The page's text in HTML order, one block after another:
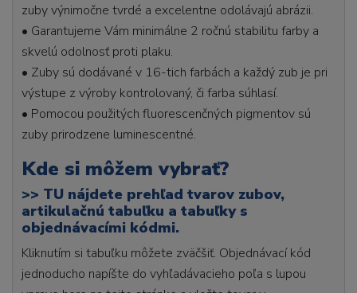
zuby výnimočne tvrdé a excelentne odolávajú abrázii.
• Garantujeme Vám minimálne 2 ročnú stabilitu farby a
skvelú odolnosť proti plaku.
• Zuby sú dodávané v 16-tich farbách a každý zub je pri
výstupe z výroby kontrolovaný, či farba súhlasí.
• Pomocou použitých fluorescenčných pigmentov sú
zuby prirodzene luminescentné.
Kde si môžem vybrať?
>> TU nájdete prehľad tvarov zubov,
artikulačnú tabuľku a tabuľky s
objednávacími kódmi.
Kliknutím si tabuľku môžete zväčšiť. Objednávací kód
jednoducho napíšte do vyhľadávacieho poľa s lupou